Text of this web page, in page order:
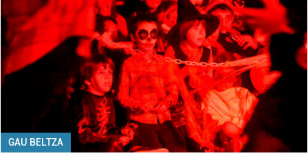
GAU BELTZA